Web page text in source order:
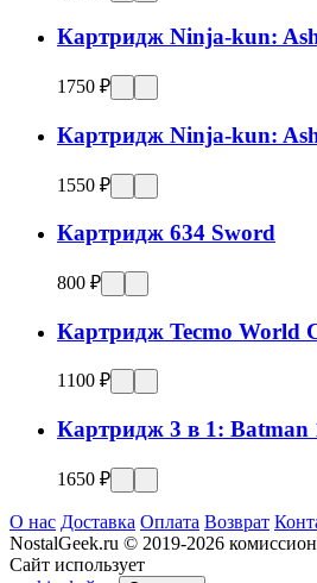
Картридж Ninja-kun:
1750 ₽
Картридж Ninja-kun:
1550 ₽
Картридж 634 Sword
800 ₽
Картридж Tecmo World
1100 ₽
Картридж 3 в 1:
1650 ₽
О нас Доставка Оплата Возврат
NostalGeek.ru © 2019-2026
Сайт использует